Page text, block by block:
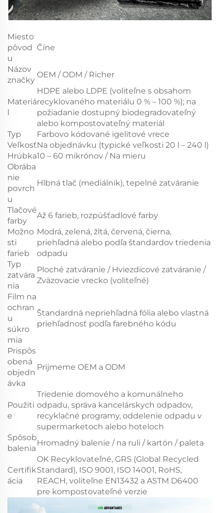
Miesto
pôvod
u
Číne
Názov
značky
OEM / ODM / Richer
Materiá
l
HDPE alebo LDPE (voliteľne s obsahom
recyklovaného materiálu 0 % – 100 %); na
požiadanie dostupný biodegradovateľný
alebo kompostovateľný materiál
Typ
Farbovo kódované igelitové vrece
VeľkosťNa objednávku (typické veľkosti 20 l – 240 l)
Hrúbka10 – 60 mikrónov / Na mieru
Obrába
nie
povrch
u
Hlbná tlač (mediálnik), tepelné zatváranie
Tlačové
farby
Až 6 farieb, rozpúšťadlové farby
Možno
sti
farieb
Modrá, zelená, žltá, červená, čierna,
priehľadná alebo podľa štandardov triedenia
odpadu
Typ
zatvára
nia
Ploché zatváranie / Hviezdicové zatváranie /
Zväzovacie vrecko (voliteľné)
Film na
ochran
u
súkro
mia
Štandardná nepriehľadná fólia alebo vlastná
priehľadnosť podľa farebného kódu
Prispôs
obená
objedn
ávka
Prijmeme OEM a ODM
Použiti
e
Triedenie domového a komunálneho
odpadu, správa kancelárskych odpadov,
recyklačné programy, oddelenie odpadu v
supermarketoch alebo hoteloch
Spôsob
balenia
Hromadný balenie / na ruli / kartón / paleta
Certifik
ácia
OK Recyklovateľné, GRS (Global Recycled
Standard), ISO 9001, ISO 14001, RoHS,
REACH, voliteľne EN13432 a ASTM D6400
pre kompostovateľné verzie